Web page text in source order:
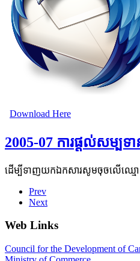
Download Here
2005-07 ការផ្ដល់សម្ប
ដើម្បីទាញយកឯកសារសូមចុចលើឈ្មោះ
Prev
Next
Web Links
Council for the Development of